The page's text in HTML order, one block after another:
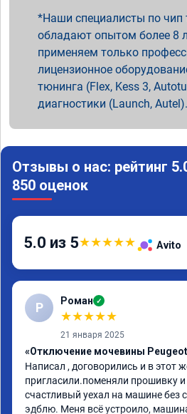
Наши специалисты по чип
обладают опытом более 8
применяем только
лицензионное
тюнинга (Flex, Kess 3,
диагностики (Launch, Autel).
Отзывы о нас: рейтинг
850 оценок
5.0 из 5★★★★★ Avito
Р Роман ✓
★★★★★
21 января 2025
«Отключение мочевины
Написал , договорились и в этот
пригласили.поменяли прошивку и
счастливый уехал на машине без
эдблю. Меня всё устроило,